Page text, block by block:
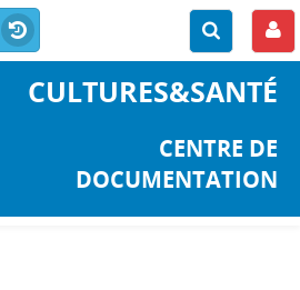
CULTURES&SANTÉ
CENTRE DE
DOCUMENTATION